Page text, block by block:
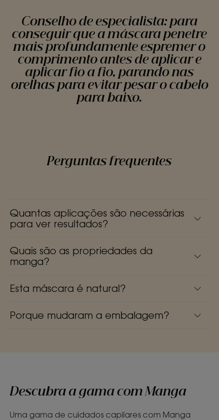
Conselho de especialista: para
conseguir que a máscara penetre
mais profundamente espremer o
comprimento antes de aplicar e
aplicar fio a fio, parando nas
orelhas para evitar pesar o cabelo
para baixo.
Perguntas frequentes
Quantas aplicações são necessárias
para ver resultados?
Quais são as propriedades da
manga?
Esta máscara é natural?
Porque mudaram a embalagem?
Descubra a gama com Manga
Uma gama de cuidados capilares com Manga